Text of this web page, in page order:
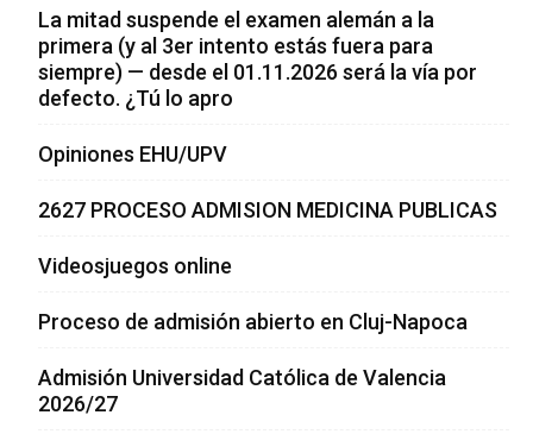
La mitad suspende el examen alemán a la
primera (y al 3er intento estás fuera para
siempre) — desde el 01.11.2026 será la vía por
defecto. ¿Tú lo apro
Opiniones EHU/UPV
2627 PROCESO ADMISION MEDICINA PUBLICAS
Videosjuegos online
Proceso de admisión abierto en Cluj-Napoca
Admisión Universidad Católica de Valencia
2026/27